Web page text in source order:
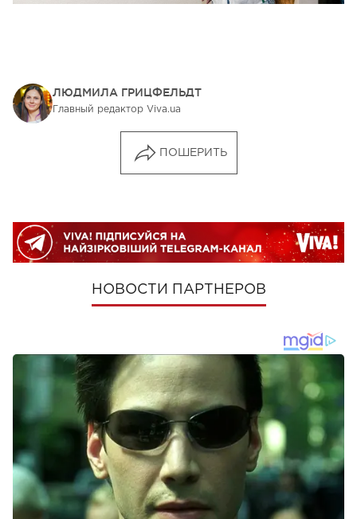
ЛЮДМИЛА ГРИЦФЕЛЬДТ
Главный редактор Viva.ua
ПОШЕРИТЬ
НОВОСТИ ПАРТНЕРОВ